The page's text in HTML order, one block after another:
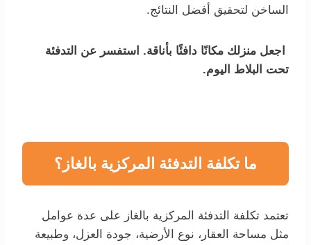
الساخن لتحقيق أفضل النتائج.
اجعل منزلك مكانًا دافئًا بأناقة. استفسر عن التدفئة
تحت البلاط اليوم.
ما تكلفة التدفئة المركزية بالغاز؟
تعتمد تكلفة التدفئة المركزية بالغاز على عدة عوامل
مثل مساحة العقار، نوع الأرضية، جودة العزل، وطبيعة